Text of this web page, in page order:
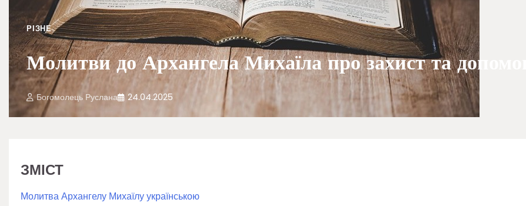
РІЗНЕ
Молитви до Архангела Михаїла про захист та допомогу
Богомолець Руслана 24.04.2025
ЗМІСТ
Молитва Архангелу Михаїлу українською